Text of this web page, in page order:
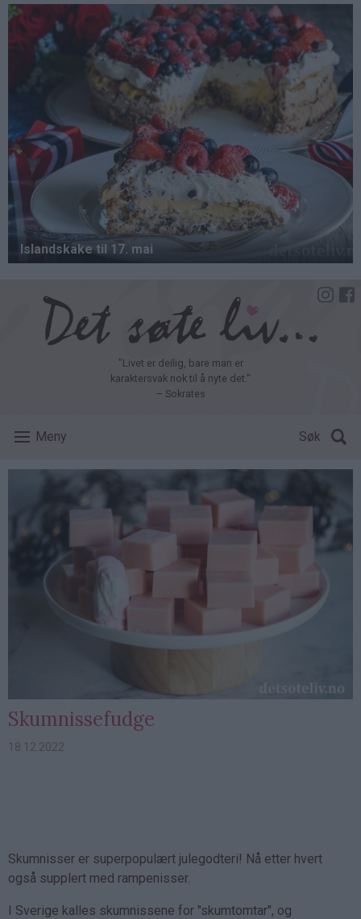
Hopp
hovedinnhold
"Livet er deilig, bare man er
karaktersvak nok til å nyte det."
– Sokrates
Meny Søk
Skumnissefudge
18.12.2022
Skumnisser er superpopulært julegodteri! Nå etter hvert
også supplert med rampenisser.
I Sverige kalles skumnissene for "skumtomtar", og